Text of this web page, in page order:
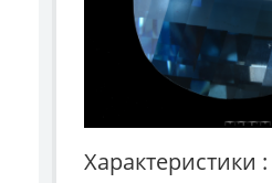
Характеристики :